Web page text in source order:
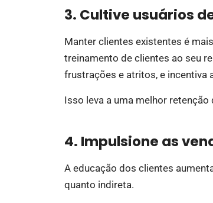
3. Cultive usuários
Manter clientes existentes é
treinamento de clientes ao seu
frustrações e atritos, e incentiva
Isso leva a uma melhor
4. Impulsione as
A educação dos clientes
quanto indireta.